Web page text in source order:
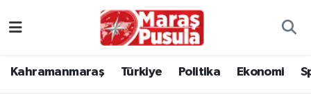
Kahramanmaraş Türkiye Politika Ekonomi